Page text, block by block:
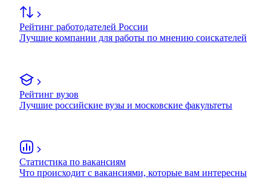
Рейтинг работодателей России
Лучшие компании для работы по мнению соискателей
Рейтинг вузов
Лучшие российские вузы и московские факультеты
Статистика по вакансиям
Что происходит с вакансиями, которые вам интересны